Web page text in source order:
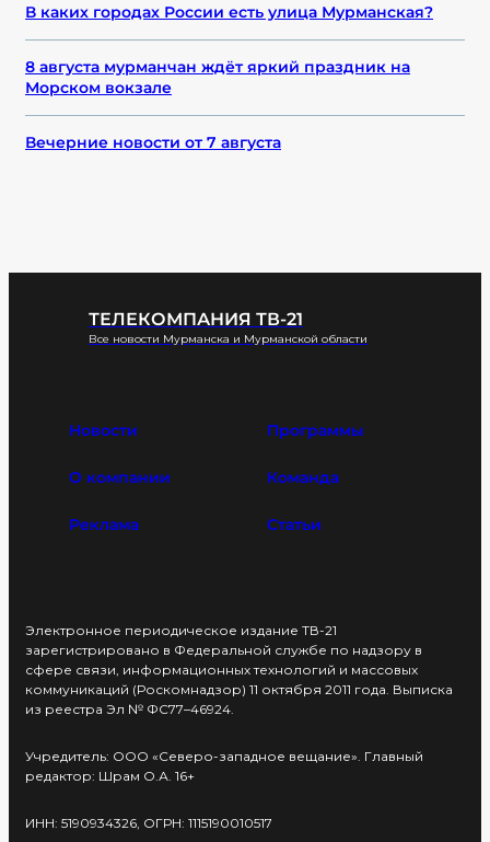
В каких городах России есть улица Мурманская?
8 августа мурманчан ждёт яркий праздник на
Морском вокзале
Вечерние новости от 7 августа
ТЕЛЕКОМПАНИЯ ТВ-21
Все новости Мурманска и Мурманской области
Новости Программы
О компании Команда
Реклама Статьи
Электронное периодическое издание ТВ-21
зарегистрировано в Федеральной службе по надзору в
сфере связи, информационных технологий и массовых
коммуникаций (Роскомнадзор) 11 октября 2011 года. Выписка
из реестра Эл № ФС77–46924.
Учредитель: ООО «Северо-западное вещание». Главный
редактор: Шрам О.А. 16+
ИНН: 5190934326, ОГРН: 1115190010517